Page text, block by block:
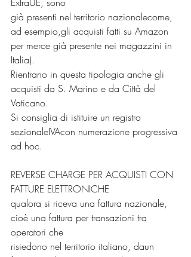
già presenti nel territorio nazionalecome,
ad esempio,gli acquisti fatti su Amazon
per merce già presente nei magazzini in
Italia).
Rientrano in questa tipologia anche gli
acquisti da S. Marino e da Città del
Vaticano.
Si consiglia di istituire un registro
sezionaleIVAcon numerazione progressiva
ad hoc.
REVERSE CHARGE PER ACQUISTI CON
FATTURE ELETTRONICHE
qualora si riceva una fattura nazionale,
cioè una fattura per transazioni tra
operatori che
risiedono nel territorio italiano, daun